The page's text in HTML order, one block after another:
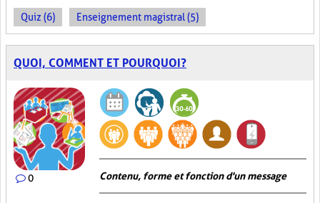
Quiz (6) Enseignement magistral (5)
QUOI, COMMENT ET POURQUOI?
0 Contenu, forme et fonction d'un message